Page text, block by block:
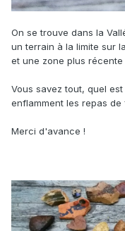
On se trouve dans la
un terrain à la limite sur
et une zone plus récente
Vous savez tout, quel
enflamment les repas de
Merci d'avance !